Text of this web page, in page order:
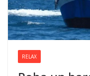
RELAX